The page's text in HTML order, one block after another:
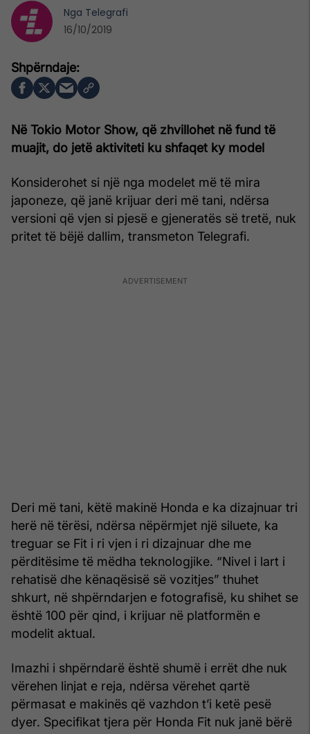
Në Tokio Motor Show, që zhvillohet në fund të
muajit, do jetë aktiviteti ku shfaqet ky model
Konsiderohet si një nga modelet më të mira
japoneze, që janë krijuar deri më tani, ndërsa
versioni që vjen si pjesë e gjeneratës së tretë, nuk
pritet të bëjë dallim, transmeton Telegrafi.
Deri më tani, këtë makinë Honda e ka dizajnuar tri
herë në tërësi, ndërsa nëpërmjet një siluete, ka
treguar se Fit i ri vjen i ri dizajnuar dhe me
përditësime të mëdha teknologjike. “Nivel i lart i
rehatisë dhe kënaqësisë së vozitjes” thuhet
shkurt, në shpërndarjen e fotografisë, ku shihet se
është 100 për qind, i krijuar në platformën e
modelit aktual.
Imazhi i shpërndarë është shumë i errët dhe nuk
vërehen linjat e reja, ndërsa vërehet qartë
përmasat e makinës që vazhdon t’i ketë pesë
dyer. Specifikat tjera për Honda Fit nuk janë bërë
Nga Telegrafi
16/10/2019